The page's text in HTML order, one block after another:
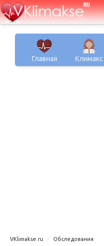
Главная Климакс
VKlimakse.ru Обследования